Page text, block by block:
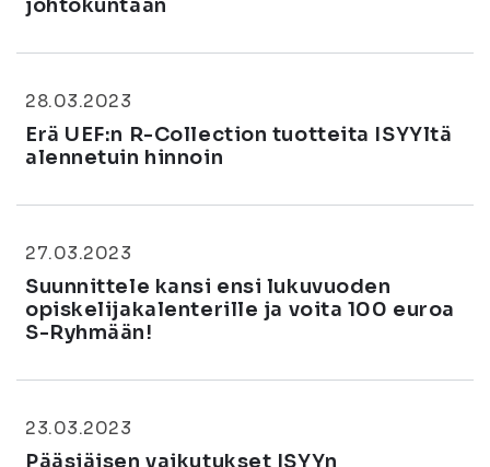
johtokuntaan
28.03.2023
Erä UEF:n R-Collection tuotteita ISYYltä
alennetuin hinnoin
27.03.2023
Suunnittele kansi ensi lukuvuoden
opiskelijakalenterille ja voita 100 euroa
S-Ryhmään!
23.03.2023
Pääsiäisen vaikutukset ISYYn